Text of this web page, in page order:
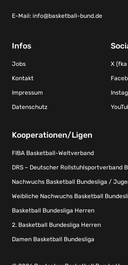
E-Mail: info@basketball-bund.de
Infos
Jobs
Kontakt
Impressum
Datenschutz
X
Kooperationen/Ligen
FIBA Basketball-Weltverband
DRS – Deutscher Rollstuhlsportverband
Nachwuchs Basketball Bundesliga /
Weibliche Nachwuchs Basketball
Basketball Bundesliga Herren
2. Basketball Bundesliga Herren
Damen Basketball Bundesliga